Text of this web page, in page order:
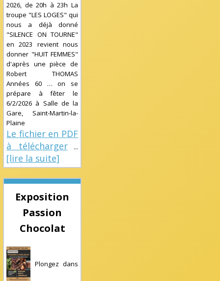
2026, de 20h à 23h La
troupe "LES LOGES" qui
nous a déjà donné
"SILENCE ON TOURNE"
en 2023 revient nous
donner "HUIT FEMMES"
d'après une pièce de
Robert THOMAS
Années 60 … on se
prépare à fêter le
6/2/2026 à Salle de la
Gare, Saint-Martin-la-
Plaine
Le fichier en PDF
à télécharger...
[lire la suite]
Exposition
Passion
Chocolat
Plongez dans